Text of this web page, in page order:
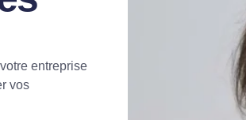
entreprise
vos